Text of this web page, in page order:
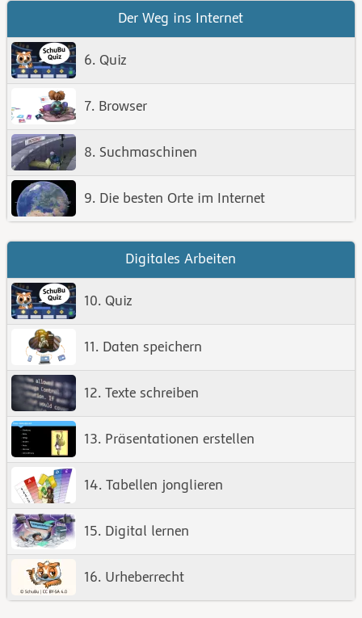
Der Weg ins Internet
6. Quiz
7. Browser
8. Suchmaschinen
9. Die besten Orte im Internet
Digitales Arbeiten
10. Quiz
11. Daten speichern
12. Texte schreiben
13. Präsentationen erstellen
14. Tabellen jonglieren
15. Digital lernen
16. Urheberrecht